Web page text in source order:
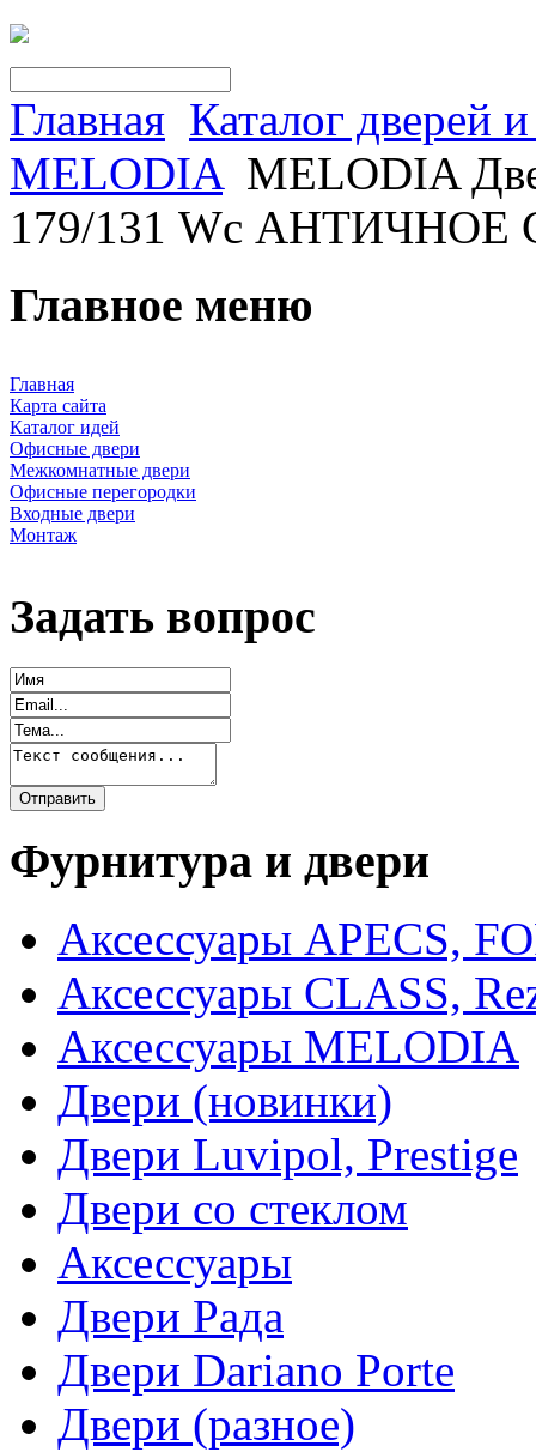
Главная Каталог дверей
MELODIA MELODIA
179/131 Wc АНТИЧНОЕ
Главное меню
Главная
Карта сайта
Каталог идей
Офисные двери
Межкомнатные двери
Офисные перегородки
Входные двери
Монтаж
Задать вопрос
Фурнитура и двери
Аксессуары APECS,
Аксессуары CLASS,
Аксессуары MELODIA
Двери (новинки)
Двери Luvipol, Prestige
Двери со стеклом
Аксессуары
Двери Рада
Двери Dariano Porte
Двери (разное)